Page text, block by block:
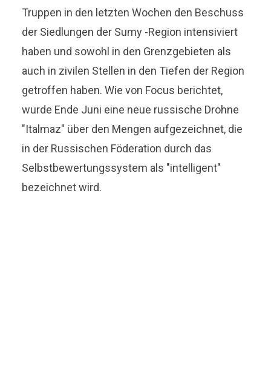
Truppen in den letzten Wochen den Beschuss
der Siedlungen der Sumy -Region intensiviert
haben und sowohl in den Grenzgebieten als
auch in zivilen Stellen in den Tiefen der Region
getroffen haben. Wie von Focus berichtet,
wurde Ende Juni eine neue russische Drohne
"Italmaz" über den Mengen aufgezeichnet, die
in der Russischen Föderation durch das
Selbstbewertungssystem als "intelligent"
bezeichnet wird.